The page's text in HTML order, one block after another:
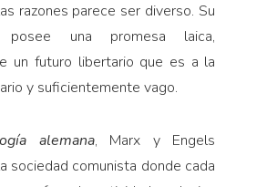
razones parece ser diverso. Su
posee una promesa laica,
un futuro libertario que es a la
y suficientemente vago.
alemana, Marx y Engels
sociedad comunista donde cada